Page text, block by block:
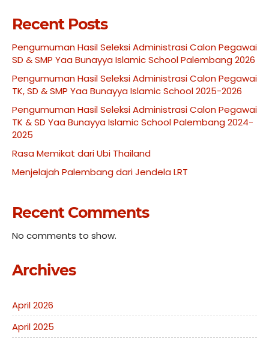
Recent Posts
Pengumuman Hasil Seleksi Administrasi Calon Pegawai
SD & SMP Yaa Bunayya Islamic School Palembang 2026
Pengumuman Hasil Seleksi Administrasi Calon Pegawai
TK, SD & SMP Yaa Bunayya Islamic School 2025-2026
Pengumuman Hasil Seleksi Administrasi Calon Pegawai
TK & SD Yaa Bunayya Islamic School Palembang 2024-
2025
Rasa Memikat dari Ubi Thailand
Menjelajah Palembang dari Jendela LRT
Recent Comments
No comments to show.
Archives
April 2026
April 2025